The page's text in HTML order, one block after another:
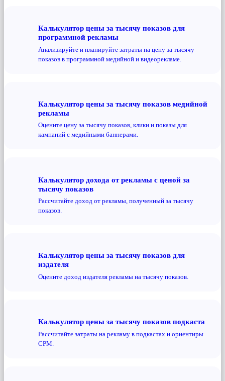
Калькулятор цены за тысячу показов для
программной рекламы
Анализируйте и планируйте затраты на цену за тысячу
показов в программной медийной и видеорекламе.
Калькулятор цены за тысячу показов медийной
рекламы
Оцените цену за тысячу показов, клики и показы для
кампаний с медийными баннерами.
Калькулятор дохода от рекламы с ценой за
тысячу показов
Рассчитайте доход от рекламы, полученный за тысячу
показов.
Калькулятор цены за тысячу показов для
издателя
Оцените доход издателя рекламы на тысячу показов.
Калькулятор цены за тысячу показов подкаста
Рассчитайте затраты на рекламу в подкастах и ​​ориентиры
CPM.